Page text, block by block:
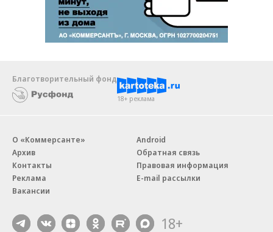
Благотворительный фонд
18+ реклама
О «Коммерсанте»
Архив
Контакты
Реклама
Вакансии
Android
Обратная связь
Правовая информация
E-mail рассылки
18+